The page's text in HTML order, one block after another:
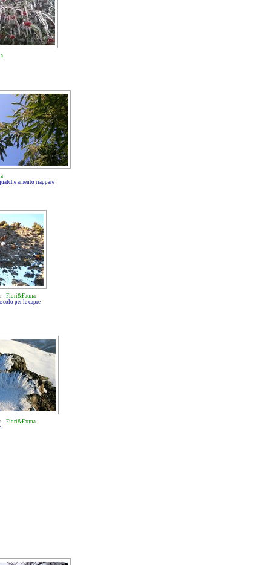
amento riappare
- Fiori&Fauna
per le capre
- Fiori&Fauna